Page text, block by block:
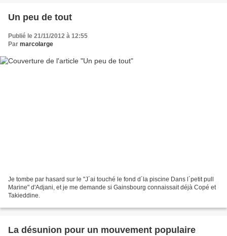
Un peu de tout
Publié le 21/11/2012 à 12:55
Par marcolarge
Je tombe par hasard sur le "J´ai touché le fond d´la piscine Dans l´petit pull
Marine" d'Adjani, et je me demande si Gainsbourg connaissait déjà Copé et
Takieddine.
La désunion pour un mouvement populaire